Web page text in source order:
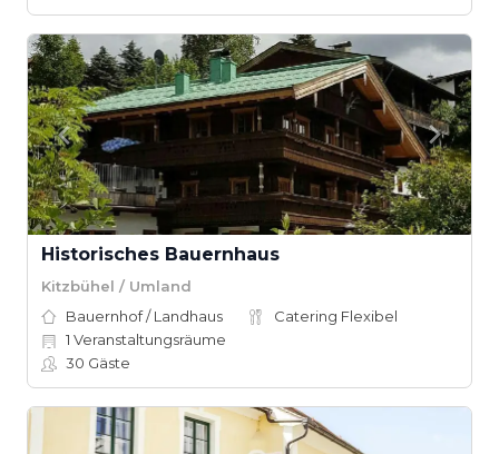
Historisches Bauernhaus
Kitzbühel / Umland
Bauernhof / Landhaus
Catering Flexibel
1 Veranstaltungsräume
30 Gäste